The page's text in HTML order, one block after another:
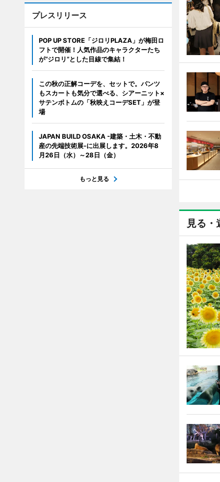
見る・
プレスリリース
POP UP STORE「ジロリPLAZA」が梅田ロ
フトで開催！人気作品のキャラクターたち
が“ジロリ”とした目線で集結！
この秋の正解コーデを、セットで。パンツ
もスカートも気分で選べる、シアーニット×
サテンボトムの「秋映えコーデSET」が登
場
JAPAN BUILD OSAKA -建築・土木・不動
産の先端技術展-に出展します。2026年8
月26日（水）～28日（金）
もっと見る